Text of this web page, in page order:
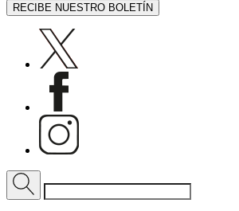
RECIBE NUESTRO BOLETÍN